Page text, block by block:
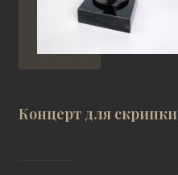
Концерт для скрипки